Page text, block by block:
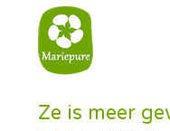
Ze is meer